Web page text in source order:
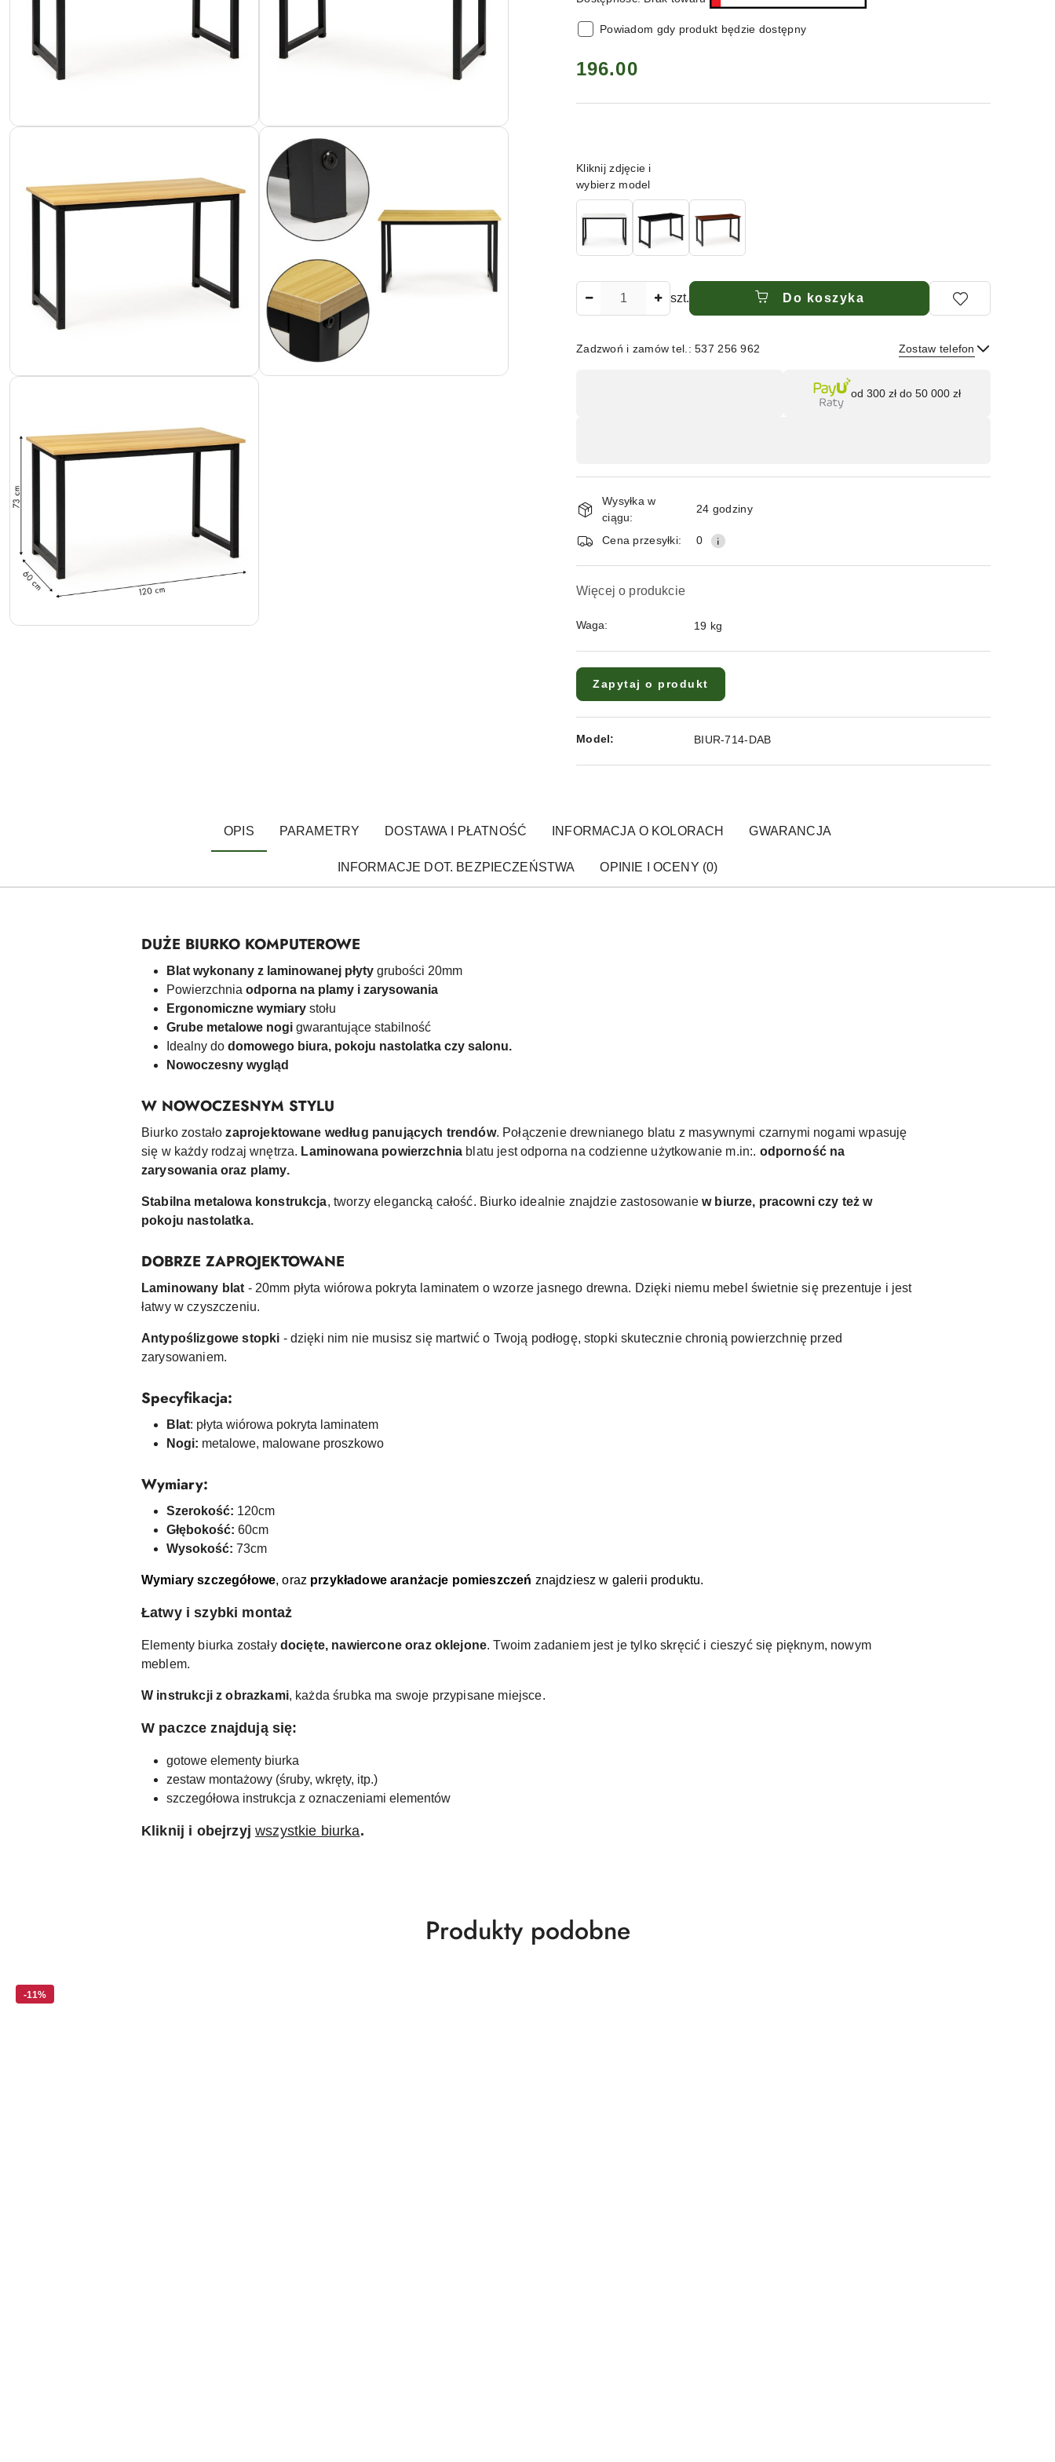
Powiadom gdy produkt będzie dostępny
cena:
196.00
Wariant
Kliknij zdjęcie i
wybierz model
szt. Do koszyka
Zadzwoń i zamów tel.: 537 256 962 Zostaw telefon
dostawa
od 300 zł do 50 000 zł
Wysyłka w
ciągu:
24 godziny
Cena przesyłki: 0
Więcej o produkcie
Waga: 19 kg
Zapytaj o produkt
Model: BIUR-714-DAB
OPIS PARAMETRY DOSTAWA I PŁATNOŚĆ INFORMACJA O KOLORACH GWARANCJA
INFORMACJE DOT. BEZPIECZEŃSTWA OPINIE I OCENY (0)
DUŻE BIURKO KOMPUTEROWE
Blat wykonany z laminowanej płyty grubości 20mm
Powierzchnia odporna na plamy i zarysowania
Ergonomiczne wymiary stołu
Grube metalowe nogi gwarantujące stabilność
Idealny do domowego biura, pokoju nastolatka czy salonu.
Nowoczesny wygląd
W NOWOCZESNYM STYLU
Biurko zostałozaprojektowane według panujących trendów. Połączenie drewnianego blatu z masywnymi czarnymi nogami wpasuję
się w każdy rodzaj wnętrza. Laminowana powierzchnia blatu jest odporna na codzienne użytkowanie m.in:. odporność na
zarysowania oraz plamy.
Stabilna metalowa konstrukcja, tworzy elegancką całość. Biurko idealnie znajdzie zastosowaniew biurze, pracowni czy też w
pokoju nastolatka.
DOBRZE ZAPROJEKTOWANE
Laminowany blat - 20mm płyta wiórowa pokryta laminatem o wzorze jasnego drewna. Dzięki niemu mebel świetnie się prezentuje i jest
łatwy w czyszczeniu.
Antypoślizgowe stopki - dzięki nim nie musisz się martwić o Twoją podłogę, stopki skutecznie chronią powierzchnię przed
zarysowaniem.
Specyfikacja:
Blat: płyta wiórowa pokryta laminatem
Nogi: metalowe, malowane proszkowo
Wymiary:
Szerokość: 120cm
Głębokość: 60cm
Wysokość: 73cm
Wymiary szczegółowe, oraz przykładowe aranżacje pomieszczeń znajdziesz w galerii produktu.
Łatwy i szybki montaż
Elementy biurka zostały docięte, nawiercone oraz oklejone. Twoim zadaniem jest je tylko skręcić i cieszyć się pięknym, nowym
meblem.
W instrukcji z obrazkami, każda śrubka ma swoje przypisane miejsce.
W paczce znajdują się:
gotowe elementy biurka
zestaw montażowy (śruby, wkręty, itp.)
szczegółowa instrukcja z oznaczeniami elementów
Kliknij i obejrzyjwszystkie biurka.
Produkty
Produkty podobne
-11%